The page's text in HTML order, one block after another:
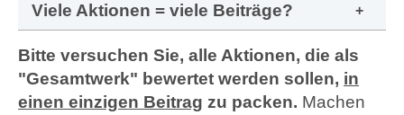
Viele Aktionen = viele Beiträge?
Bitte versuchen Sie, alle Aktionen, die als
"Gesamtwerk" bewertet werden sollen, in
einen einzigen Beitrag zu packen. Machen